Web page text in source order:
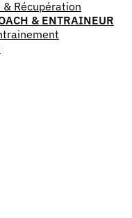
Récupération
& ENTRAINEUR